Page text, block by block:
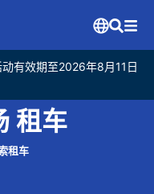
有效期至2026年8月11日
租车
租车